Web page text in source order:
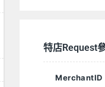
特店Request
MerchantID